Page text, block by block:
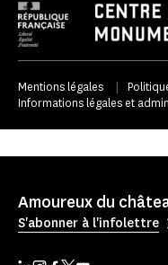
Mentions légales |
Informations légales et
Amoureux du
S'abonner à l'infolettre